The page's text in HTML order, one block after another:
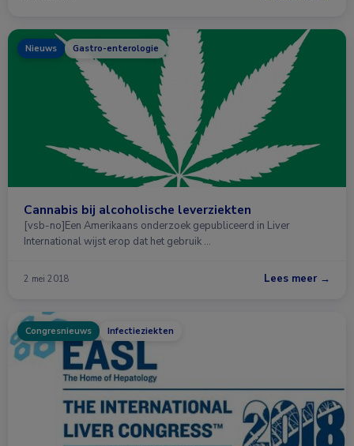
Nieuws Gastro-enterologie
Cannabis bij alcoholische leverziekten
[vsb-no]Een Amerikaans onderzoek gepubliceerd in Liver
International wijst erop dat het gebruik …
2 mei 2018 Lees meer →
Congresnieuws Infectieziekten